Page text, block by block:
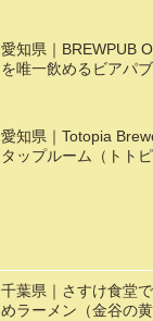
愛知県｜BREWPUB
を唯一飲めるビアパブ
愛知県｜Totopia
タップルーム（トト
千葉県｜さすけ食堂
めラーメン（金谷の黄